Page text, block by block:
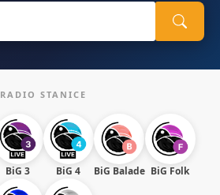
RADIO STANICE
BiG 3 BiG 4 BiG Balade BiG Folk